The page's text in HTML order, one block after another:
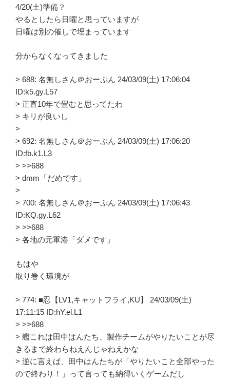
4/20(土)準備？
やるとしたら日曜と思っていますが
日曜は別の催しで埋まっています
分からなくなってきました
> 688: 名無しさん＠おーぷん 24/03/09(土) 17:06:04
ID:k5.gy.L57
> 正直10年で畳むと思ってたわ
> キリが良いし
>
> 692: 名無しさん＠おーぷん 24/03/09(土) 17:06:20
ID:fb.k1.L3
> >>688
> dmm「だめです」
>
> 700: 名無しさん＠おーぷん 24/03/09(土) 17:06:43
ID:KQ.gy.L62
> >>688
> 各地の元軍港「ダメです」
もはや
取り巻く環境が
> 774: ■忍【LV1,キャットフライ,KU】 24/03/09(土)
17:11:15 ID:hY.el.L1
> >>688
> 艦これは田中はんたち、製作チームがやりたいことが尽
きるまで終わらねえんじゃねえかな
> 逆に言えば、田中はんたちが「やりたいこと全部やった
ので終わり！」って言っても納得いくゲームだし